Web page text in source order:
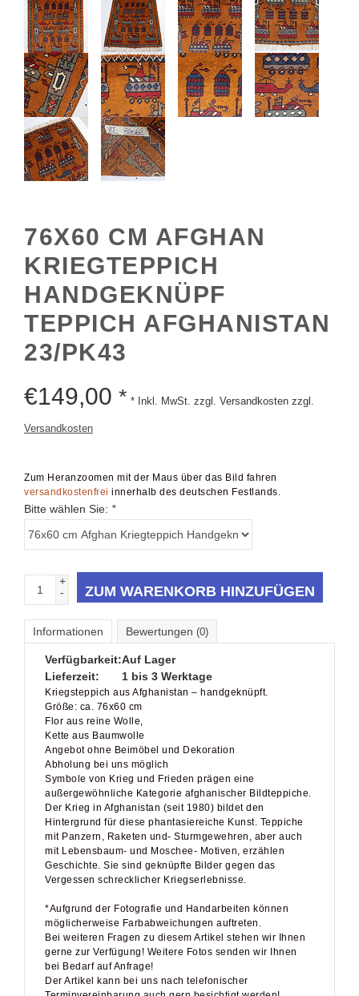
KRIEGTEPPICH
HANDGEKNÜPF
TEPPICH AFGHANISTAN
23/PK43
Versandkosten
versandkostenfrei
innerhalb des deutschen Festlands.
Bitte wählen Sie: *
-
ZUM WARENKORB HINZUFÜGEN
Verfügbarkeit:
Auf Lager
Lieferzeit:
1 bis 3 Werktage
Kriegsteppich aus Afghanistan – handgeknüpft.
Größe: ca. 76x60 cm
Flor aus reine Wolle,
Kette aus Baumwolle
Angebot ohne Beimöbel und Dekoration
Abholung bei uns möglich
Symbole von Krieg und Frieden prägen eine
außergewöhnliche Kategorie afghanischer Bildteppiche.
Der Krieg in Afghanistan (seit 1980) bildet den
Hintergrund für diese phantasiereiche Kunst. Teppiche
mit Panzern, Raketen und- Sturmgewehren, aber auch
mit Lebensbaum- und Moschee- Motiven, erzählen
Geschichte. Sie sind geknüpfte Bilder gegen das
Vergessen schrecklicher Kriegserlebnisse.
möglicherweise Farbabweichungen auftreten.
Bei weiteren Fragen zu diesem Artikel stehen wir Ihnen
gerne zur Verfügung! Weitere Fotos senden wir Ihnen
bei Bedarf auf Anfrage!
Der Artikel kann bei uns nach telefonischer
Terminvereinbarung auch gern besichtigt werden!